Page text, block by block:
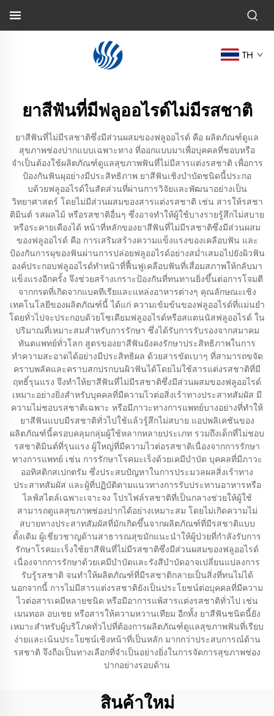
TH
ยาสีฟันที่มีฟลูออไรด์ไม่มีรสชาติ
ยาสีฟันที่ไม่มีรสชาติซึ่งมีส่วนผสมของฟลูออไรด์ คือ ผลิตภัณฑ์ดูแล
สุขภาพช่องปากแบบเฉพาะทาง ที่ออกแบบมาเพื่อบุคคลที่ชอบหรือ
จำเป็นต้องใช้ผลิตภัณฑ์ดูแลสุขภาพฟันที่ไม่มีสารแต่งรสชาติ เพื่อการ
ป้องกันฟันผุอย่างมีประสิทธิภาพ ยาสีฟันเชิงบำบัดชนิดนี้ประกอ
บด้วยฟลูออไรด์ในสัดส่วนที่ผ่านการวิจัยและพัฒนาอย่างเป็น
วิทยาศาสตร์ โดยไม่มีส่วนผสมของสารแต่งรสชาติ เช่น สารให้รสชา
ติมินต์ รสผลไม้ หรือรสชาติอื่นๆ ซึ่งอาจทำให้ผู้ใช้บางรายรู้สึกไม่สบาย
หรือระคายเคืองได้ หน้าที่หลักของยาสีฟันที่ไม่มีรสชาติซึ่งมีส่วนผสม
ของฟลูออไรด์ คือ การเสริมสร้างความแข็งแรงของเคลือบฟัน และ
ป้องกันการผุของฟันผ่านการปล่อยฟลูออไรด์อย่างสม่ำเสมอไปยังผิวฟัน
องค์ประกอบฟลูออไรด์ทำหน้าที่ฟื้นฟูเคลือบฟันที่เสื่อมสภาพให้กลับมา
แข็งแรงอีกครั้ง จึงช่วยสร้างเกราะป้องกันที่ทนทานยิ่งขึ้นต่อการโจมตี
จากกรดที่เกิดจากแบคทีเรียและแหล่งอาหารต่างๆ คุณลักษณะเชิง
เทคโนโลยีของผลิตภัณฑ์นี้ ได้แก่ ความเข้มข้นของฟลูออไรด์ที่แม่นยำ
โดยทั่วไปจะประกอบด้วยโซเดียมฟลูออไรด์หรือสแตนนัสฟลูออไรด์ ใน
ปริมาณที่เหมาะสมสำหรับการรักษา ซึ่งได้รับการรับรองจากสมาคม
ทันตแพทย์ทั่วโลก สูตรของยาสีฟันยังคงรักษาประสิทธิภาพในการ
ทำความสะอาดได้อย่างมีประสิทธิผล ด้วยสารขัดเบาๆ ที่สามารถขจัด
คราบพลัคและคราบสกปรกบนผิวฟันได้โดยไม่ใช้สารแต่งรสชาติที่มี
ฤทธิ์รุนแรง จึงทำให้ยาสีฟันที่ไม่มีรสชาติซึ่งมีส่วนผสมของฟลูออไรด์
เหมาะอย่างยิ่งสำหรับบุคคลที่มีความไวต่อสิ่งเร้าทางประสาทสัมผัส มี
ความไม่ชอบรสชาติเฉพาะ หรือมีภาวะทางการแพทย์บางอย่างที่ทำให้
ยาสีฟันแบบมีรสชาติทั่วไปใช้แล้วรู้สึกไม่สบาย แอปพลิเคชันของ
ผลิตภัณฑ์นี้ครอบคลุมกลุ่มผู้ใช้หลากหลายประเภท รวมถึงเด็กที่ไม่ชอบ
รสชาติมินต์ที่รุนแรง ผู้ใหญ่ที่มีความไวต่อรสชาติเนื่องจากการรักษา
ทางการแพทย์ เช่น การรักษาโรคมะเร็งด้วยเคมีบำบัด บุคคลที่มีภาวะ
ออทิสติกสเปกตรัม ซึ่งประสบปัญหาในการประมวลผลสิ่งเร้าทาง
ประสาทสัมผัส และผู้ที่ปฏิบัติตามแนวทางการรับประทานอาหารหรือ
ไลฟ์สไตล์เฉพาะเจาะจง โปรไฟล์รสชาติที่เป็นกลางช่วยให้ผู้ใช้
สามารถดูแลสุขภาพช่องปากได้อย่างเหมาะสม โดยไม่เกิดความไม่
สบายทางประสาทสัมผัสที่มักเกิดขึ้นจากผลิตภัณฑ์ที่มีรสชาติแบบ
ดั้งเดิม ผู้เชี่ยวชาญด้านสาธารณสุขมักแนะนำให้ผู้ป่วยที่กำลังรับการ
รักษาโรคมะเร็งใช้ยาสีฟันที่ไม่มีรสชาติซึ่งมีส่วนผสมของฟลูออไรด์
เนื่องจากการรักษาด้วยเคมีบำบัดและรังสีบำบัดอาจเปลี่ยนแปลงการ
รับรู้รสชาติ จนทำให้ผลิตภัณฑ์ที่มีรสชาติกลายเป็นสิ่งที่ทนไม่ได้
นอกจากนี้ การไม่มีสารแต่งรสชาติยังเป็นประโยชน์ต่อบุคคลที่มีความ
ไวต่อสารเคมีหลายชนิด หรือมีอาการแพ้สารแต่งรสชาติทั่วไป เช่น
เมนทอล อบเชย หรือสารให้ความหวานเทียม อีกทั้ง ยาสีฟันชนิดนี้ยัง
เหมาะสำหรับผู้บริโภคทั่วไปที่ต้องการผลิตภัณฑ์ดูแลสุขภาพฟันที่เรียบ
ง่ายและเน้นประโยชน์เชิงหน้าที่เป็นหลัก มากกว่าประสบการณ์ด้าน
รสชาติ จึงถือเป็นทางเลือกที่จำเป็นอย่างยิ่งในการจัดการสุขภาพช่อง
ปากอย่างรอบด้าน
สินค้าใหม่